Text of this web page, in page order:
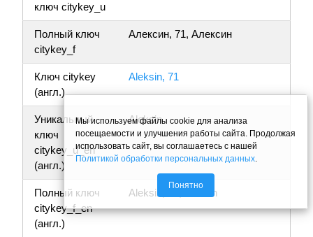
ключ citykey_u
Полный ключ
citykey_f
Алексин, 71, Алексин
Ключ citykey
(англ.)
Aleksin, 71
Уникальный
ключ
citykey_u_en
(англ.)
Aleksin
Полный ключ
citykey_f_en
(англ.)
Aleksin, 71, Aleksin
Мы используем файлы cookie для анализа
посещаемости и улучшения работы сайта. Продолжая
использовать сайт, вы соглашаетесь с нашей
Политикой обработки персональных данных.
Понятно